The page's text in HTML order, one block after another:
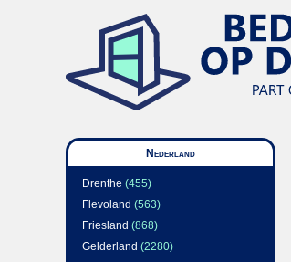
Nederland
Drenthe (455)
Flevoland (563)
Friesland (868)
Gelderland (2280)